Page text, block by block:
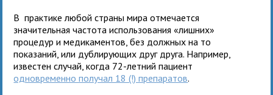
В практике любой страны мира отмечается
значительная частота использования «лишних»
процедур и медикаментов, без должных на то
показаний, или дублирующих друг друга. Например,
известен случай, когда 72-летний пациент
одновременно получал 18 (!) препаратов.